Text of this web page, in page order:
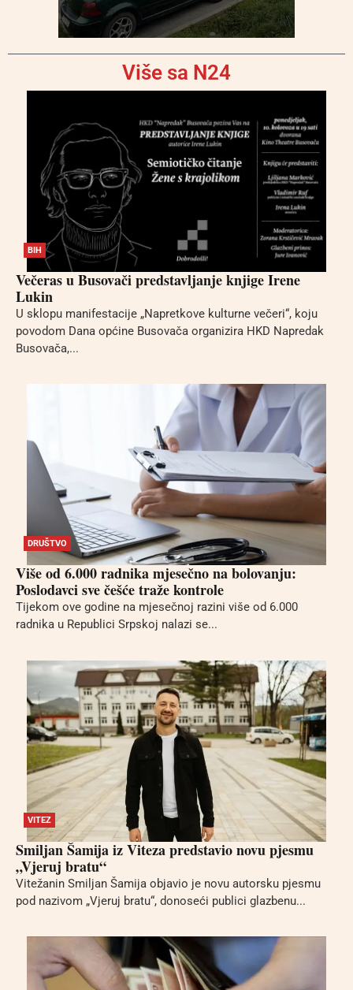
Više sa N24
BIH
Večeras u Busovači predstavljanje knjige Irene
Lukin
U sklopu manifestacije „Napretkove kulturne večeri“, koju
povodom Dana općine Busovača organizira HKD Napredak
Busovača,...
DRUŠTVO
Više od 6.000 radnika mjesečno na bolovanju:
Poslodavci sve češće traže kontrole
Tijekom ove godine na mjesečnoj razini više od 6.000
radnika u Republici Srpskoj nalazi se...
VITEZ
Smiljan Šamija iz Viteza predstavio novu pjesmu
„Vjeruj bratu“
Vitežanin Smiljan Šamija objavio je novu autorsku pjesmu
pod nazivom „Vjeruj bratu“, donoseći publici glazbenu...